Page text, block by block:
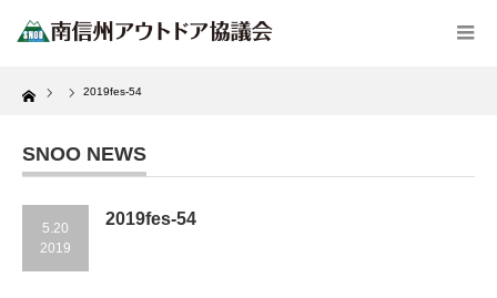
Home 2019fes-54
SNOO NEWS
5.20
2019
2019fes-54